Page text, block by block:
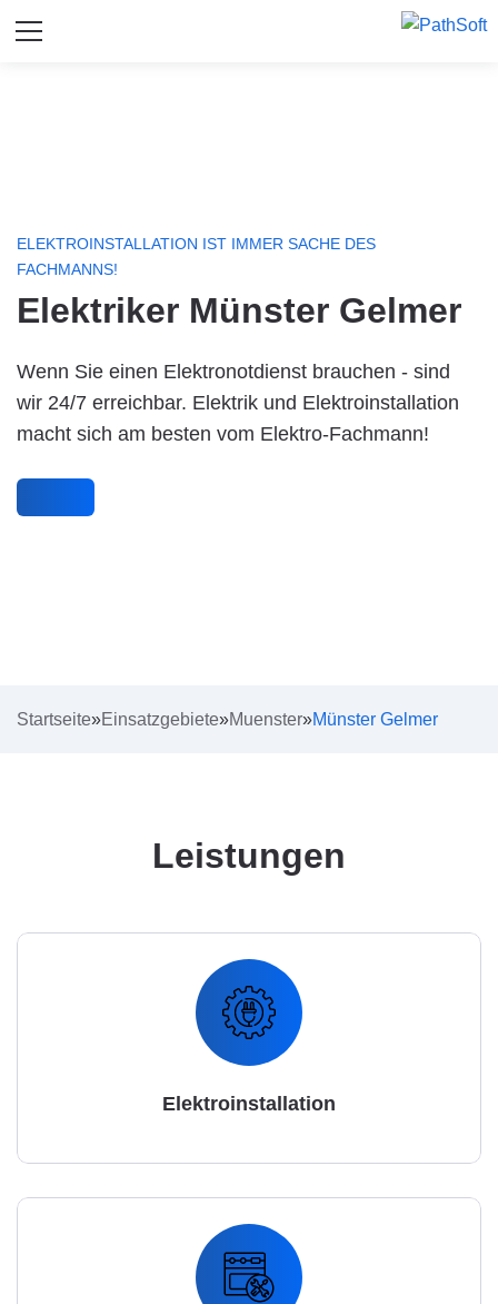
ELEKTROINSTALLATION IST IMMER SACHE DES
FACHMANNS!
Elektriker Münster Gelmer
Wenn Sie einen Elektronotdienst brauchen - sind
wir 24/7 erreichbar. Elektrik und Elektroinstallation
macht sich am besten vom Elektro-Fachmann!
Startseite»Einsatzgebiete»Muenster»Münster Gelmer
Leistungen
Elektroinstallation